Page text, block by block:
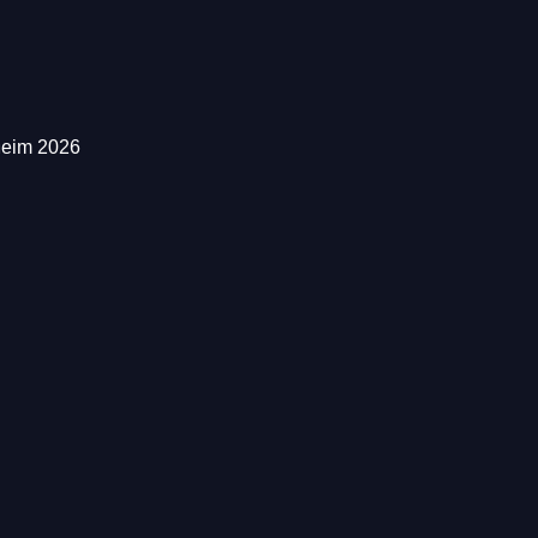
2026